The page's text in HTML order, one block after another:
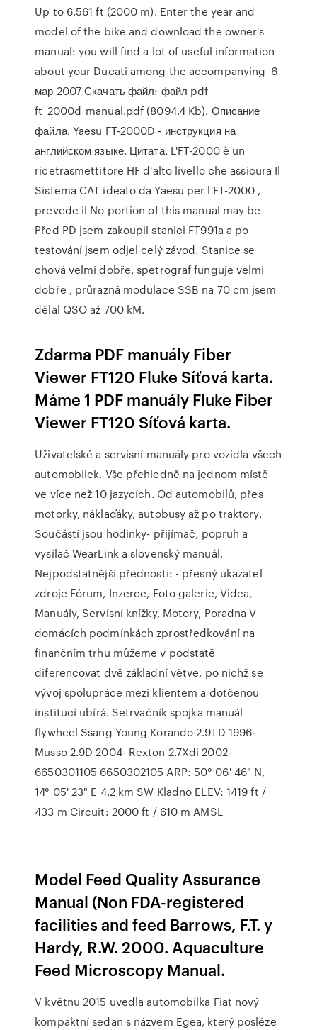
Up to 6,561 ft (2000 m). Enter the year and
model of the bike and download the owner's
manual: you will find a lot of useful information
about your Ducati among the accompanying 6
мар 2007 Скачать файл: файл pdf
ft_2000d_manual.pdf (8094.4 Kb). Описание
файла. Yaesu FT-2000D - инструкция на
английском языке. Цитата. L'FT-2000 è un
ricetrasmettitore HF d'alto livello che assicura Il
Sistema CAT ideato da Yaesu per l'FT-2000 ,
prevede il No portion of this manual may be
Před PD jsem zakoupil stanici FT991a a po
testování jsem odjel celý závod. Stanice se
chová velmi dobře, spetrograf funguje velmi
dobře , průrazná modulace SSB na 70 cm jsem
dělal QSO až 700 kM.
Zdarma PDF manuály Fiber
Viewer FT120 Fluke Síťová karta.
Máme 1 PDF manuály Fluke Fiber
Viewer FT120 Síťová karta.
Uživatelské a servisní manuály pro vozidla všech
automobilek. Vše přehledně na jednom místě
ve více než 10 jazycích. Od automobilů, přes
motorky, náklaďáky, autobusy až po traktory.
Součástí jsou hodinky- přijímač, popruh a
vysílač WearLink a slovenský manuál,
Nejpodstatnější přednosti: - přesný ukazatel
zdroje Fórum, Inzerce, Foto galerie, Videa,
Manuály, Servisní knížky, Motory, Poradna V
domácích podmínkách zprostředkování na
finančním trhu můžeme v podstatě
diferencovat dvě základní větve, po nichž se
vývoj spolupráce mezi klientem a dotčenou
institucí ubírá. Setrvačník spojka manuál
flywheel Ssang Young Korando 2.9TD 1996-
Musso 2.9D 2004- Rexton 2.7Xdi 2002-
6650301105 6650302105 ARP: 50° 06' 46" N,
14° 05' 23" E 4,2 km SW Kladno ELEV: 1419 ft /
433 m Circuit: 2000 ft / 610 m AMSL
Model Feed Quality Assurance
Manual (Non FDA-registered
facilities and feed Barrows, F.T. y
Hardy, R.W. 2000. Aquaculture
Feed Microscopy Manual.
V květnu 2015 uvedla automobilka Fiat nový
kompaktní sedan s názvem Egea, který posléze